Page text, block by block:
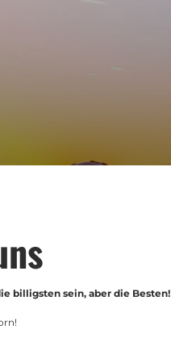
billigsten sein, aber die Besten!